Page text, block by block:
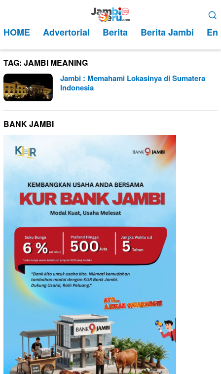
kontenMobile
HOME Advertorial Berita Berita Jambi
TAG: JAMBI MEANING
Jambi : Memahami Lokasinya di Sumatera
Indonesia
BANK JAMBI